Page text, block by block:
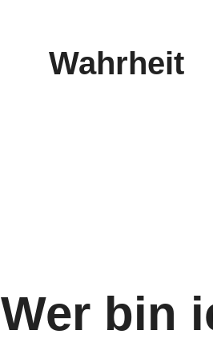
Wahrheit
Wer bin